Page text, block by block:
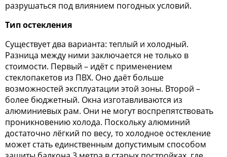
разрушаться под влиянием погодных условий.
Тип остекления
Существует два варианта: теплый и холодный.
Разница между ними заключается не только в
стоимости. Первый – идёт с применением
стеклопакетов из ПВХ. Оно даёт больше
возможностей эксплуатации этой зоны. Второй –
более бюджетный. Окна изготавливаются из
алюминиевых рам. Они не могут воспрепятствовать
проникновению холода. Поскольку алюминий
достаточно лёгкий по весу, то холодное остекление
может стать единственным допустимым способом